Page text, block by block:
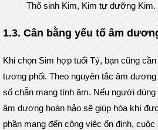
Thổ sinh Kim, Kim tự dưỡng Kim.
1.3. Cân bằng yếu tố âm
Khi chọn Sim hợp tuổi Tý, bạn cũng
tương phối. Theo nguyên tắc âm
số chẵn mang tính âm. Nếu người
âm dương hoàn hảo sẽ giúp hòa khí
phần mang đến công việc ổn định,